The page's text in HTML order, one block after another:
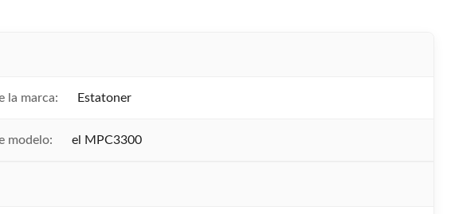
la marca: Estatoner
modelo: el MPC3300